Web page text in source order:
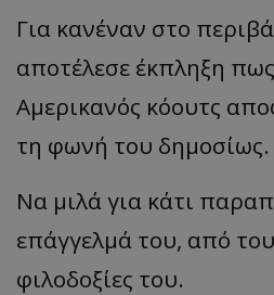
Για κανέναν στο
αποτέλεσε έκπληξη
Αμερικανός κόουτς
τη φωνή του δημοσίως.
Να μιλά για κάτι
επάγγελμά του, από
φιλοδοξίες του.